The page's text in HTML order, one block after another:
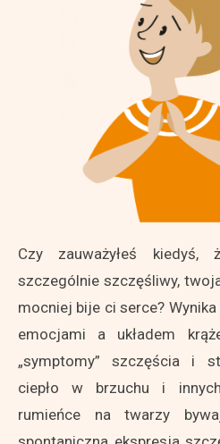
Czy zauważyłeś
szczególnie szczęśliwy,
mocniej bije ci serce?
emocjami a układem
„symptomy” szczęścia i
ciepło w brzuchu i
rumieńce na twarzy